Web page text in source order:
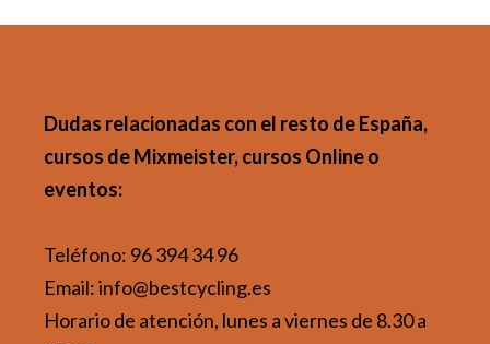
Dudas relacionadas con el resto de España,
cursos de Mixmeister, cursos Online o
eventos:
Teléfono: 96 394 34 96
Email: info@bestcycling.es
Horario de atención, lunes a viernes de 8.30 a